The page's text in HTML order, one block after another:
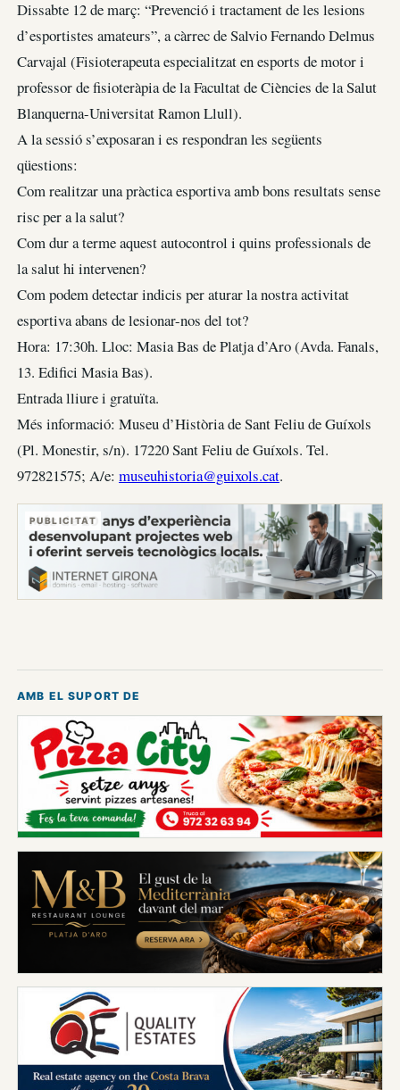
Dissabte 12 de març: “Prevenció i tractament de les lesions
d’esportistes amateurs”, a càrrec de Salvio Fernando Delmus
Carvajal (Fisioterapeuta especialitzat en esports de motor i
professor de fisioteràpia de la Facultat de Ciències de la Salut
Blanquerna-Universitat Ramon Llull).
A la sessió s’exposaran i es respondran les següents
qüestions:
Com realitzar una pràctica esportiva amb bons resultats sense
risc per a la salut?
Com dur a terme aquest autocontrol i quins professionals de
la salut hi intervenen?
Com podem detectar indicis per aturar la nostra activitat
esportiva abans de lesionar-nos del tot?
Hora: 17:30h. Lloc: Masia Bas de Platja d’Aro (Avda. Fanals,
13. Edifici Masia Bas).
Entrada lliure i gratuïta.
Més informació: Museu d’Història de Sant Feliu de Guíxols
(Pl. Monestir, s/n). 17220 Sant Feliu de Guíxols. Tel.
972821575; A/e: museuhistoria@guixols.cat.
PUBLICITAT
AMB EL SUPORT DE